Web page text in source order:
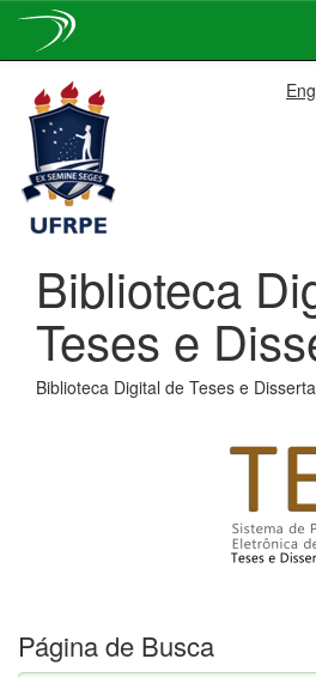
navigation
Biblioteca
Teses e
Biblioteca Digital de Teses e
Página de Busca